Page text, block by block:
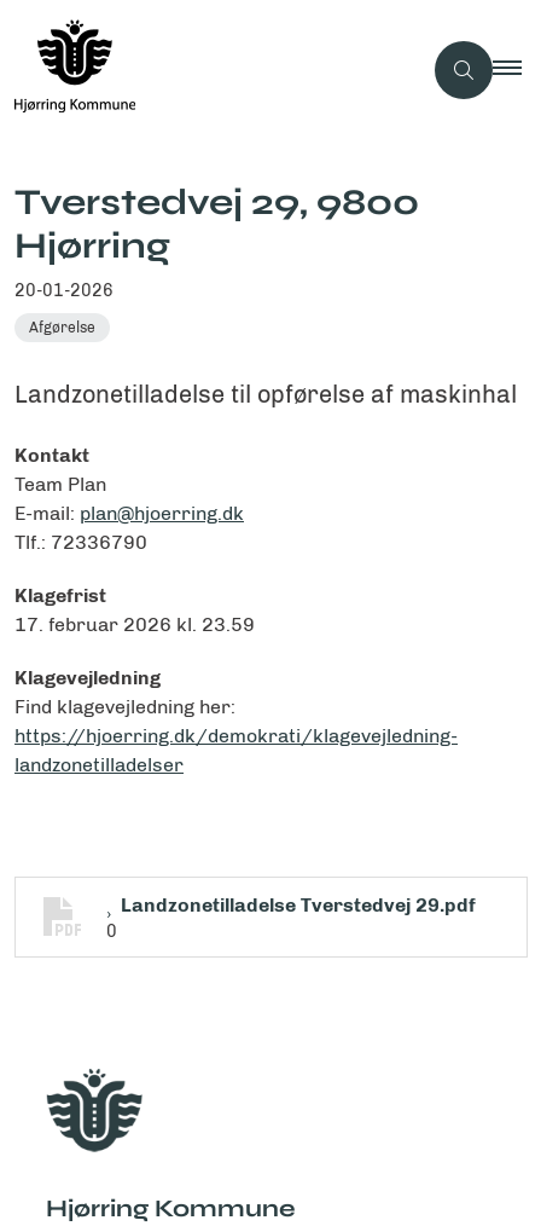
Tverstedvej 29, 9800
Hjørring
20-01-2026
Afgørelse
Landzonetilladelse til opførelse af maskinhal
Kontakt
Team Plan
E-mail: plan@hjoerring.dk
Tlf.: 72336790
Klagefrist
17. februar 2026 kl. 23.59
Klagevejledning
Find klagevejledning her:
https://hjoerring.dk/demokrati/klagevejledning-
landzonetilladelser
Landzonetilladelse Tverstedvej 29.pdf
0
Hjørring Kommune